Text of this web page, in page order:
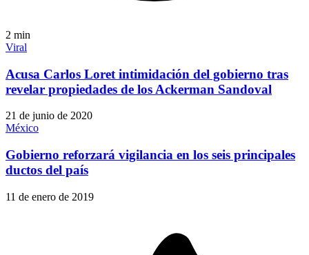
2 min
Viral
Acusa Carlos Loret intimidación del gobierno tras
revelar propiedades de los Ackerman Sandoval
21 de junio de 2020
México
Gobierno reforzará vigilancia en los seis principales
ductos del país
11 de enero de 2019